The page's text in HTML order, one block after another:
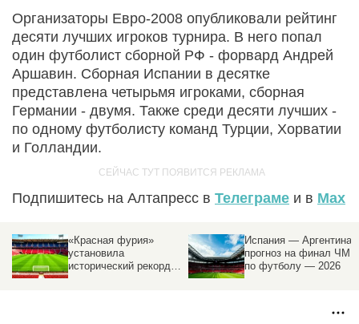
Организаторы Евро-2008 опубликовали рейтинг
десяти лучших игроков турнира. В него попал
один футболист сборной РФ - форвард Андрей
Аршавин. Сборная Испании в десятке
представлена четырьмя игроками, сборная
Германии - двумя. Также среди десяти лучших -
по одному футболисту команд Турции, Хорватии
и Голландии.
Подпишитесь на Алтапресс в Телеграме и в Max
«Красная фурия»
установила
исторический рекорд
Испания — Аргентина:
прогноз на финал ЧМ
по футболу — 2026